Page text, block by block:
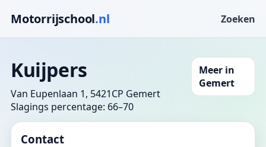
Motorrijschool.nl Zoeken
Kuijpers
Van Eupenlaan 1, 5421CP Gemert
Slagings percentage: 66–70
Meer in
Gemert
Contact